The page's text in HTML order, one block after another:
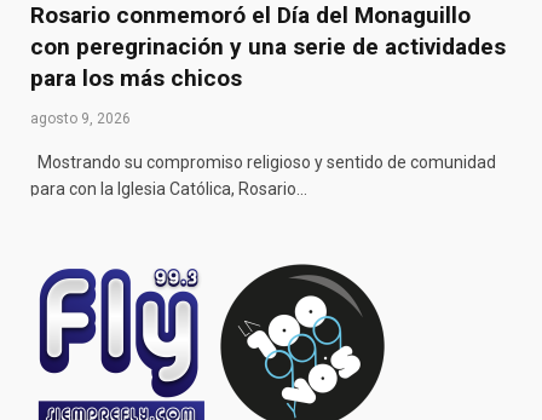
Rosario conmemoró el Día del Monaguillo
con peregrinación y una serie de actividades
para los más chicos
agosto 9, 2026
Mostrando su compromiso religioso y sentido de comunidad
para con la Iglesia Católica, Rosario…